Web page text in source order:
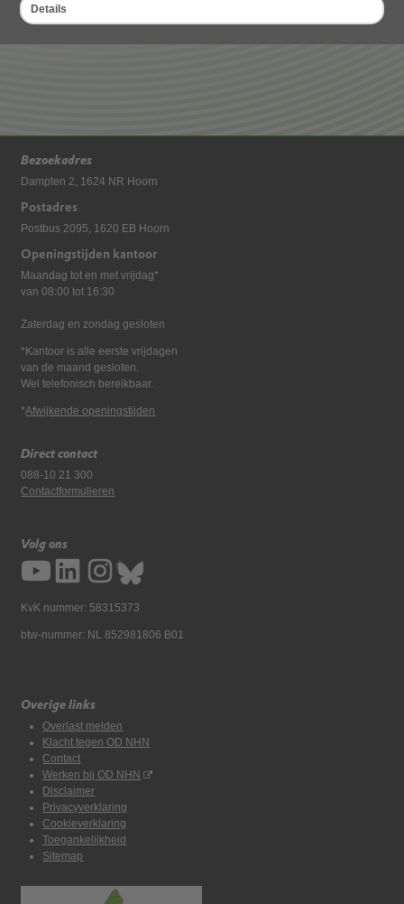
Details
Bezoekadres
Dampten 2, 1624 NR Hoorn
Postadres
Postbus 2095, 1620 EB Hoorn
Openingstijden kantoor
Maandag tot en met vrijdag*
van 08:00 tot 16:30
Zaterdag en zondag gesloten
*Kantoor is alle eerste vrijdagen
van de maand gesloten.
Wel telefonisch bereikbaar.
*Afwijkende openingstijden
Direct contact
088-10 21 300
Contactformulieren
Volg ons
KvK nummer: 58315373
btw-nummer: NL 852981806 B01
Overige links
Overlast melden
Klacht tegen OD NHN
Contact
Werken bij OD NHN
Disclaimer
Privacyverklaring
Cookieverklaring
Toegankelijkheid
Sitemap